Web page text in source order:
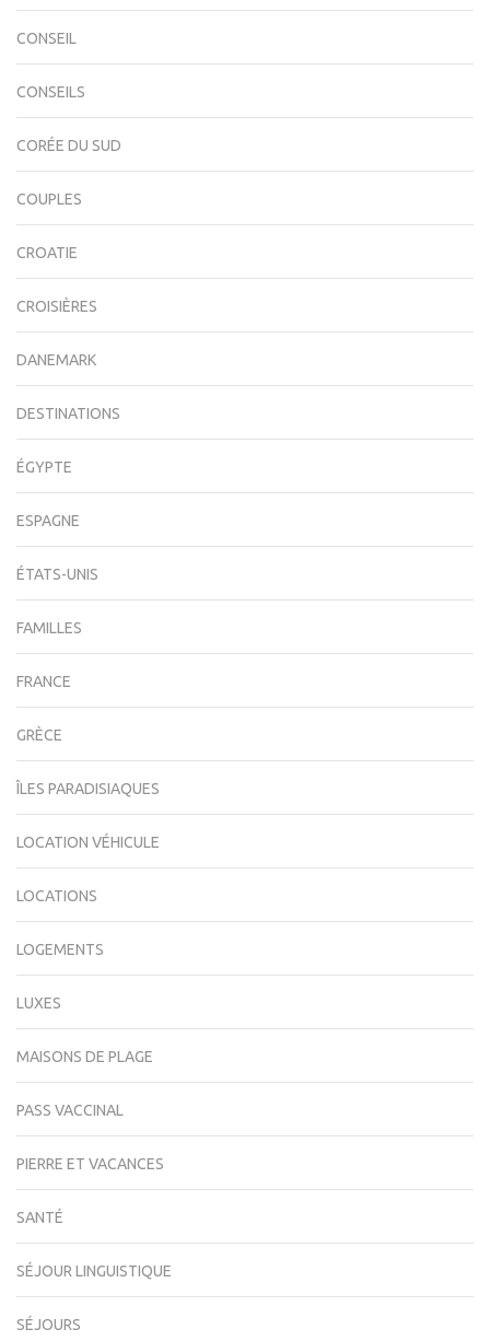
CONSEIL
CONSEILS
CORÉE DU SUD
COUPLES
CROATIE
CROISIÈRES
DANEMARK
DESTINATIONS
ÉGYPTE
ESPAGNE
ÉTATS-UNIS
FAMILLES
FRANCE
GRÈCE
ÎLES PARADISIAQUES
LOCATION VÉHICULE
LOCATIONS
LOGEMENTS
LUXES
MAISONS DE PLAGE
PASS VACCINAL
PIERRE ET VACANCES
SANTÉ
SÉJOUR LINGUISTIQUE
SÉJOURS